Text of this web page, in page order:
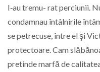
I‑au tremu- rat perciunii.
condamnau întâlnirile
se petrecuse, între el şi
protectoare. Cam
pretinde marfă de